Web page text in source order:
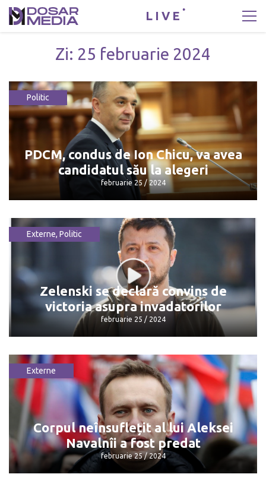
LIVE
Zi: 25 februarie 2024
Politic
PDCM, condus de Ion Chicu, va avea
candidatul său la alegeri
februarie 25 / 2024
PDCM, condus de Ion Chicu, va avea
candidatul său la alegeri
februarie 25 / 2024
Externe, Politic
Zelenski se declară convins de
victoria asupra invadatorilor
februarie 25 / 2024
Zelenski se declară convins de victoria
asupra invadatorilor
februarie 25 / 2024
Externe
Corpul neînsuflețit al lui Aleksei
Navalnîi a fost predat
februarie 25 / 2024